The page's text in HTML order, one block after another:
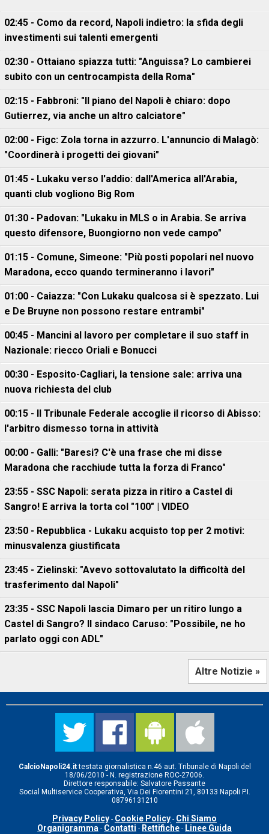
02:45 - Como da record, Napoli indietro: la sfida degli
investimenti sui talenti emergenti
02:30 - Ottaiano spiazza tutti: "Anguissa? Lo cambierei
subito con un centrocampista della Roma"
02:15 - Fabbroni: "Il piano del Napoli è chiaro: dopo
Gutierrez, via anche un altro calciatore"
02:00 - Figc: Zola torna in azzurro. L'annuncio di Malagò:
"Coordinerà i progetti dei giovani"
01:45 - Lukaku verso l'addio: dall'America all'Arabia,
quanti club vogliono Big Rom
01:30 - Padovan: "Lukaku in MLS o in Arabia. Se arriva
questo difensore, Buongiorno non vede campo"
01:15 - Comune, Simeone: "Più posti popolari nel nuovo
Maradona, ecco quando termineranno i lavori"
01:00 - Caiazza: "Con Lukaku qualcosa si è spezzato. Lui
e De Bruyne non possono restare entrambi"
00:45 - Mancini al lavoro per completare il suo staff in
Nazionale: riecco Oriali e Bonucci
00:30 - Esposito-Cagliari, la tensione sale: arriva una
nuova richiesta del club
00:15 - Il Tribunale Federale accoglie il ricorso di Abisso:
l'arbitro dismesso torna in attività
00:00 - Galli: "Baresi? C'è una frase che mi disse
Maradona che racchiude tutta la forza di Franco"
23:55 - SSC Napoli: serata pizza in ritiro a Castel di
Sangro! E arriva la torta col "100" | VIDEO
23:50 - Repubblica - Lukaku acquisto top per 2 motivi:
minusvalenza giustificata
23:45 - Zielinski: "Avevo sottovalutato la difficoltà del
trasferimento dal Napoli"
23:35 - SSC Napoli lascia Dimaro per un ritiro lungo a
Castel di Sangro? Il sindaco Caruso: "Possibile, ne ho
parlato oggi con ADL"
Altre Notizie »
CalcioNapoli24.ittestata giornalistica n.46 aut. Tribunale di Napoli del
18/06/2010 - N. registrazione ROC-27006.
Direttore responsabile: Salvatore Passante
Social Multiservice Cooperativa, Via Dei Fiorentini 21, 80133 Napoli P.I.
08796131210
Privacy Policy - Cookie Policy - Chi Siamo
Organigramma - Contatti - Rettifiche - Linee Guida